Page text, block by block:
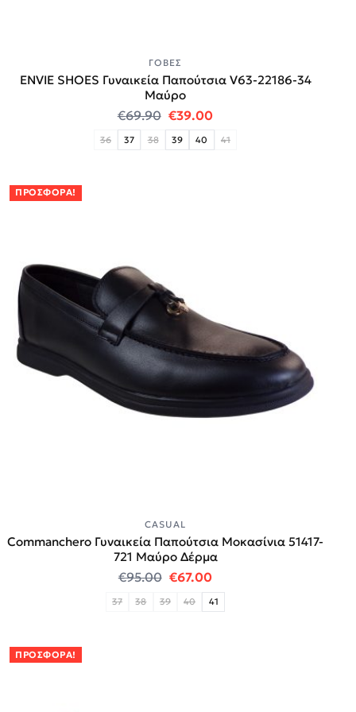
ΓΌΒΕΣ
ENVIE SHOES Γυναικεία Παπούτσια V63-22186-34
Μαύρο
€69.90 Original price was: €69.90.
€39.00Η τρέχουσα τιμή
36 37 38 39 40 41
ΠΡΟΣΦΟΡΆ!
CASUAL
Commanchero Γυναικεία Παπούτσια Μοκασίνια 51417-
721 Μαύρο Δέρμα
€95.00 Original price was: €95.00.
€67.00Η τρέχουσα τιμή
37 38 39 40 41
ΠΡΟΣΦΟΡΆ!